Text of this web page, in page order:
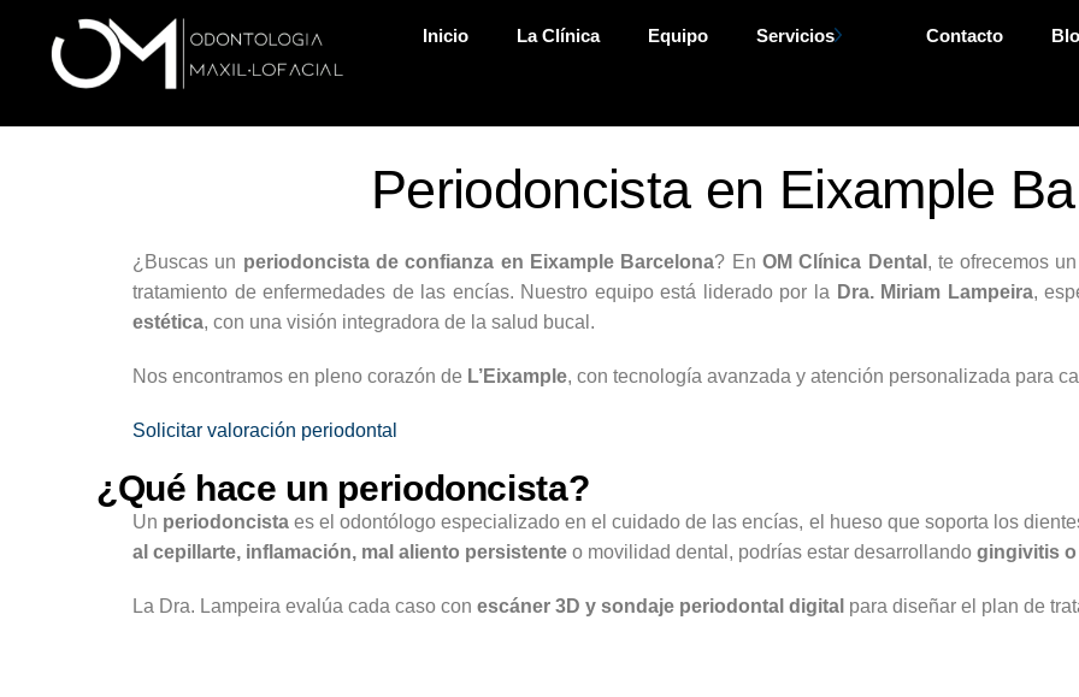
Inicio La Clínica Equipo Servicios Contacto
Periodoncista en Eixample
¿Buscas un periodoncista de confianza en Eixample Barcelona? En OM Clínica Dental , te ofrecemos
tratamiento de enfermedades de las encías. Nuestro equipo está liderado por la Dra. Miriam Lampeira,
estética, con una visión integradora de la salud bucal.
Nos encontramos en pleno corazón de L’Eixample, con tecnología avanzada y atención personalizada para
Solicitar valoración periodontal
¿Qué hace un periodoncista?
Un periodoncista es el odontólogo especializado en el cuidado de las encías, el hueso que soporta los
al cepillarte, inflamación, mal aliento persistente o movilidad dental, podrías estar desarrollando gingivitis
La Dra. Lampeira evalúa cada caso con escáner 3D y sondaje periodontal digital para diseñar el plan de